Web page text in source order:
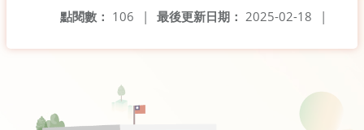
最後更新日期： 2025-02-18 |
點閱數： 106 |